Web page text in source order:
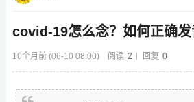
covid-19怎么念？如何正确发
10个月前 (06-10 08:00) 阅读 2 回复 0